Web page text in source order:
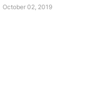
October 02, 2019